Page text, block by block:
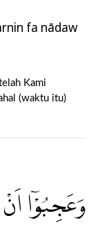
fa nādaw
Kami
(waktu itu)
وَعَجِبُوْٓا